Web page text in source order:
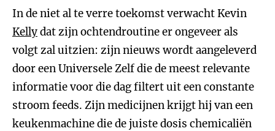
In de niet al te verre toekomst verwacht Kevin
Kellydat zijn ochtendroutine er ongeveer als
volgt zal uitzien: zijn nieuws wordt aangeleverd
door een Universele Zelf die de meest relevante
informatie voor die dag filtert uit een constante
stroom feeds. Zijn medicijnen krijgt hij van een
keukenmachine die de juiste dosis chemicaliën